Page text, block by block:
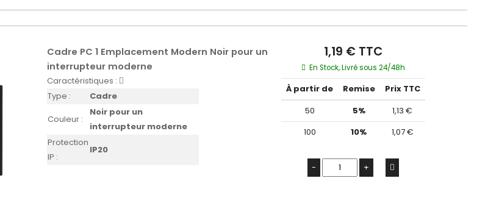
Cadre PC 1 Emplacement Modern Noir pour un
interrupteur moderne
Caractéristiques :
Type :
Cadre
Couleur :
Noir pour un
interrupteur moderne
Protection
IP :
IP20
1,19 € TTC
En Stock, Livré sous 24/48h
À partir de Remise
Prix TTC
50
5%
1,13 €
100
10% 1,07 €
- +